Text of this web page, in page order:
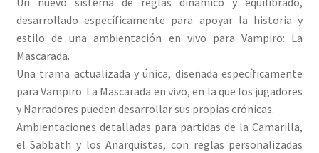
desarrollado específicamente para apoyar la historia y
estilo de una ambientación en vivo para Vampiro: La
Mascarada.
Una trama actualizada y única, diseñada específicamente
para Vampiro: La Mascarada en vivo, en la que los jugadores
y Narradores pueden desarrollar sus propias crónicas.
Ambientaciones detalladas para partidas de la Camarilla,
el Sabbath y los Anarquistas, con reglas personalizadas